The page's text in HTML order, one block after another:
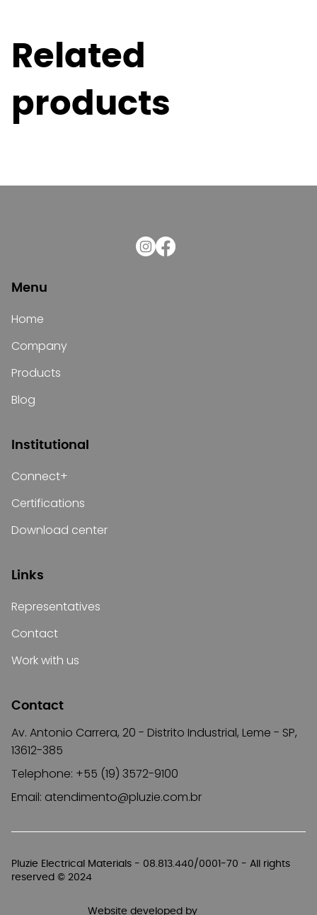
Related
products
Pluzie Electrical Materials - 08.813.440/0001-70 - All rights
reserved © 2024
Website developed by
Menu
Home
Company
Products
Blog
Institutional
Connect+
Certifications
Download center
Links
Representatives
Contact
Work with us
Contact
Av. Antonio Carrera, 20 - Distrito Industrial, Leme - SP,
13612-385
Telephone: +55 (19) 3572-9100
Email: atendimento@pluzie.com.br